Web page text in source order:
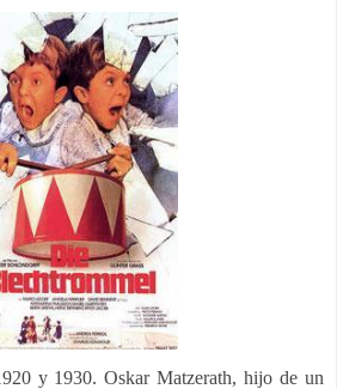
y 1930. Oskar Matzerath, hijo de un